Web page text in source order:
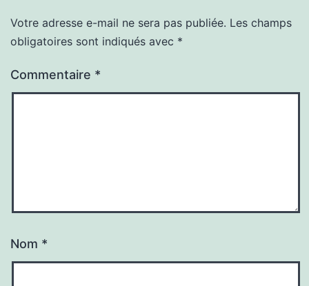
Votre adresse e-mail ne sera pas publiée. Les champs
obligatoires sont indiqués avec *
Commentaire *
Nom *